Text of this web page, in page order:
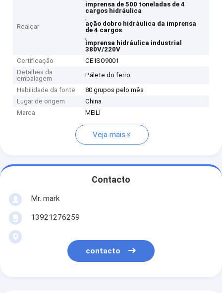
Realçar
imprensa de 500 toneladas de 4
cargos hidráulica
,
ação dobro hidráulica da imprensa
de 4 cargos
,
imprensa hidráulica industrial
380V/220V
Certificação
CE ISO9001
Detalhes da
embalagem
Pálete do ferro
Habilidade da fonte
80 grupos pelo mês
Lugar de origem
China
Marca
MEILI
Veja mais
Contacto
Mr. mark
13921276259
contacto